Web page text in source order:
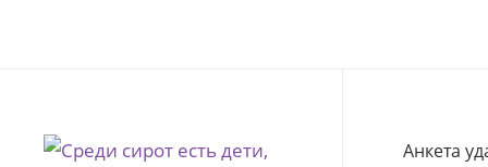
Анкета